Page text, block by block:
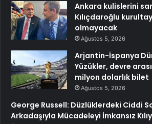
Ankara kulislerini
Kılıçdaroğlu
olmayacak
Ağustos 5, 2026
Arjantin-İspanya
Yüzükler, devre
milyon dolarlık bilet
Ağustos 5, 2026
George Russell: Düzlüklerdeki Ciddi
Arkadaşıyla Mücadeleyi İmkansız